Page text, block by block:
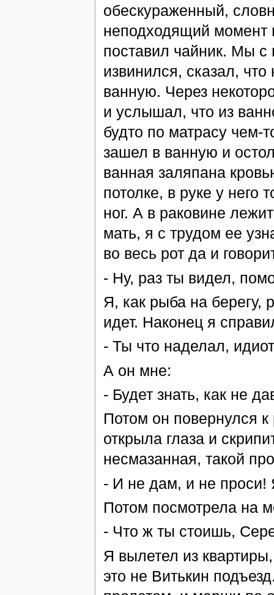
обескураженный,
неподходящий момент
поставил чайник. Мы с
извинился, сказал,
ванную. Через
и услышал, что из
будто по матрасу чем-
зашел в ванную и
ванная заляпана
потолке, в руке у него
ног. А в раковине
мать, я с трудом ее
во весь рот да и
- Ну, раз ты видел,
Я, как рыба на берегу,
идет. Наконец я
- Ты что наделал,
А он мне:
- Будет знать, как не
Потом он повернулся
открыла глаза и
несмазанная, такой
- И не дам, и не
Потом посмотрела на
- Что ж ты стоишь,
Я вылетел из
это не Витькин